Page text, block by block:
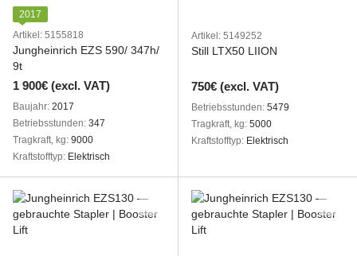
2017
Artikel: 5155818
Jungheinrich EZS 590/ 347h/
9t
1 900€ (excl. VAT)
Baujahr 2017
Betriebsstunden 347
Tragkraft, kg 9000
Kraftstofftyp
Elektrisch
Artikel: 5149252
Still LTX50 LIION
750€ (excl. VAT)
Betriebsstunden 5479
Tragkraft, kg 5000
Kraftstofftyp
Elektrisch